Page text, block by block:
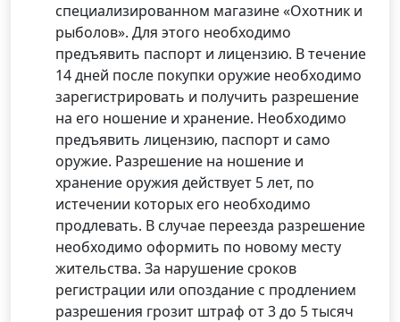
специализированном магазине «Охотник и
рыболов». Для этого необходимо
предъявить паспорт и лицензию. В течение
14 дней после покупки оружие необходимо
зарегистрировать и получить разрешение
на его ношение и хранение. Необходимо
предъявить лицензию, паспорт и само
оружие. Разрешение на ношение и
хранение оружия действует 5 лет, по
истечении которых его необходимо
продлевать. В случае переезда разрешение
необходимо оформить по новому месту
жительства. За нарушение сроков
регистрации или опоздание с продлением
разрешения грозит штраф от 3 до 5 тысяч